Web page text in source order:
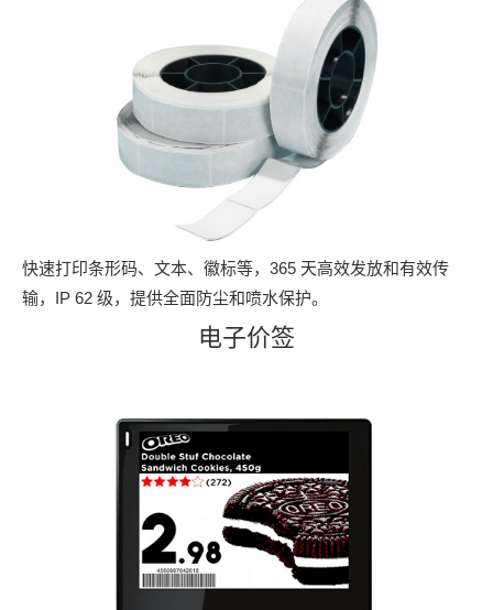
快速打印条形码、文本、徽标等，365 天高效发放和有效传
输，IP 62 级，提供全面防尘和喷水保护。
电子价签